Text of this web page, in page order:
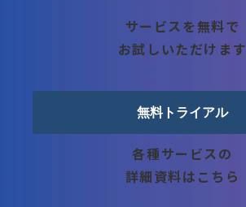
サービスを無料で
お試しいただけます
無料トライアル
各種サービスの
詳細資料はこちら